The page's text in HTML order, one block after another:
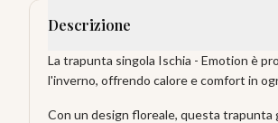
Descrizione
La trapunta singola Ischia - Emotion è
l'inverno, offrendo calore e comfort in
Con un design floreale, questa trapunta